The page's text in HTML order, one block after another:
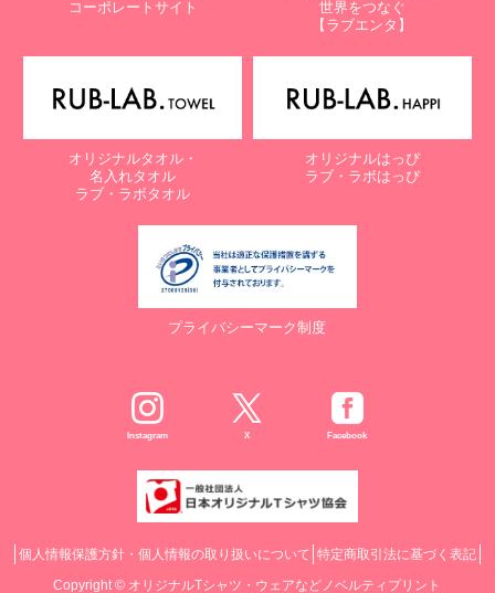
コーポレートサイト
世界をつなぐ
【ラブエンタ】
オリジナルタオル・
名入れタオル
ラブ・ラボタオル
オリジナルはっぴ
ラブ・ラボはっぴ
プライバシーマーク制度
Instagram X Facebook
個人情報保護方針・個人情報の取り扱いについて 特定商取引法に基づく表記
Copyright © オリジナルTシャツ・ウェアなどノベルティプリント